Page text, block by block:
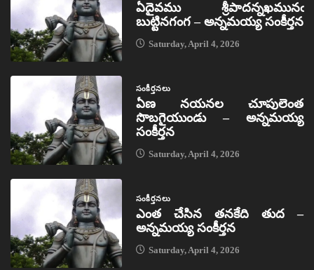
ఏదైవము శ్రీపాదన్నఖమునఁ
బుట్టినగంగ – అన్నమయ్య సంకీర్తన
Saturday, April 4, 2026
సంకీర్తనలు
ఏణ నయనల చూపులెంత
సొబగైయుండు – అన్నమయ్య
సంకీర్తన
Saturday, April 4, 2026
సంకీర్తనలు
ఎంత చేసిన తనకేది తుద –
అన్నమయ్య సంకీర్తన
Saturday, April 4, 2026